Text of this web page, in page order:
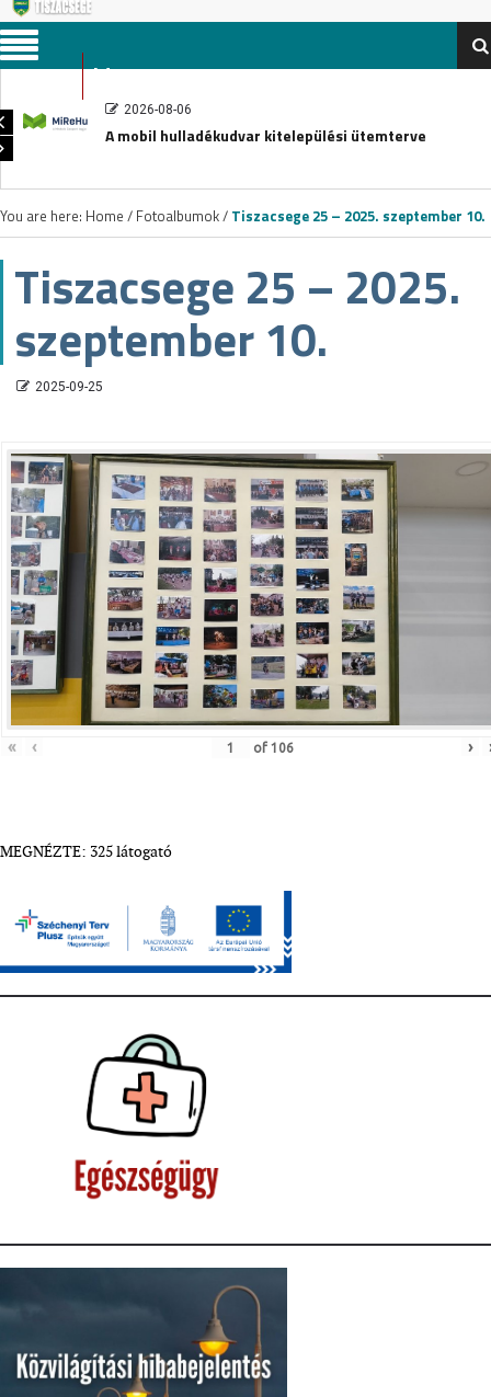
Menu
2026-08-06
A mobil hulladékudvar kitelepülési ütemterve
You are here: Home / Fotoalbumok/ Tiszacsege 25 – 2025. szeptember 10.
Tiszacsege 25 – 2025.
szeptember 10.
2025-09-25
« ‹ of 106 ›
MEGNÉZTE: 325 látogató